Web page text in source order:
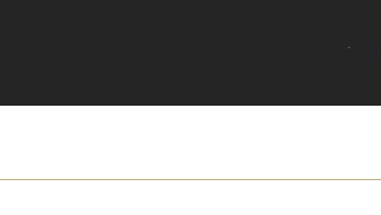
Voir tous les